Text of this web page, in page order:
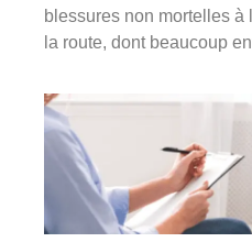
blessures non mortelles à
la route, dont beaucoup